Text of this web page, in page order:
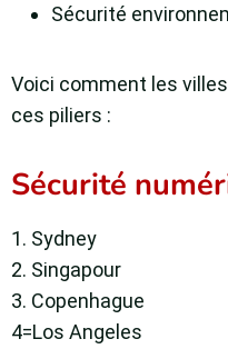
Sécurité
Voici comment les
ces piliers :
Sécurité
1. Sydney
2. Singapour
3. Copenhague
4=Los Angeles